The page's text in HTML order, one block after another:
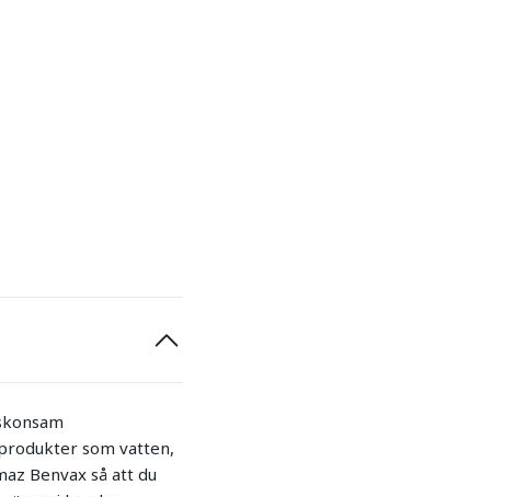
som vatten,
Benvax så att du